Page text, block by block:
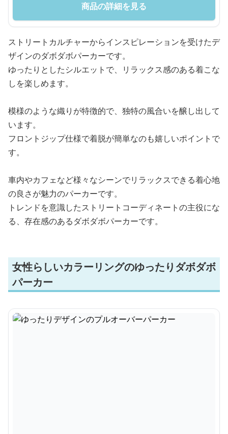
商品の詳細を見る
ストリートカルチャーからインスピレーションを受けたデ
ザインのダボダボパーカーです。
ゆったりとしたシルエットで、リラックス感のある着こな
しを楽しめます。
模様のような織りが特徴的で、独特の風合いを醸し出して
います。
フロントジップ仕様で着脱が簡単なのも嬉しいポイントで
す。
車内やカフェなど様々なシーンでリラックスできる着心地
の良さが魅力のパーカーです。
トレンドを意識したストリートコーディネートの主役にな
る、存在感のあるダボダボパーカーです。
女性らしいカラーリングのゆったりダボダボ
パーカー